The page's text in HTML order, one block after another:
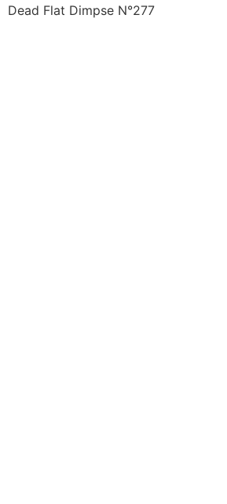
Dead Flat Dimpse N°277